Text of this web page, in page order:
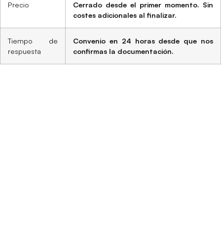
Precio
Cerrado desde el primer momento. Sin
costes adicionales al finalizar.
Tiempo de
respuesta
Convenio en 24 horas desde que nos
confirmas la documentación.